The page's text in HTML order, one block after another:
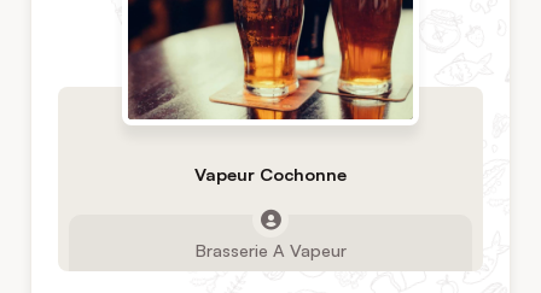
Vapeur Cochonne
Brasserie A Vapeur